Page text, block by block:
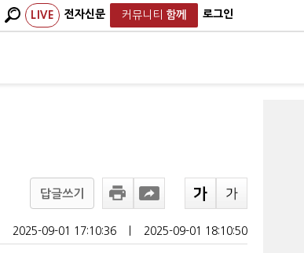
LIVE 전자신문 커뮤니티 함께 로그인
답글쓰기
2025-09-01 17:10:36 2025-09-01 18:10:50